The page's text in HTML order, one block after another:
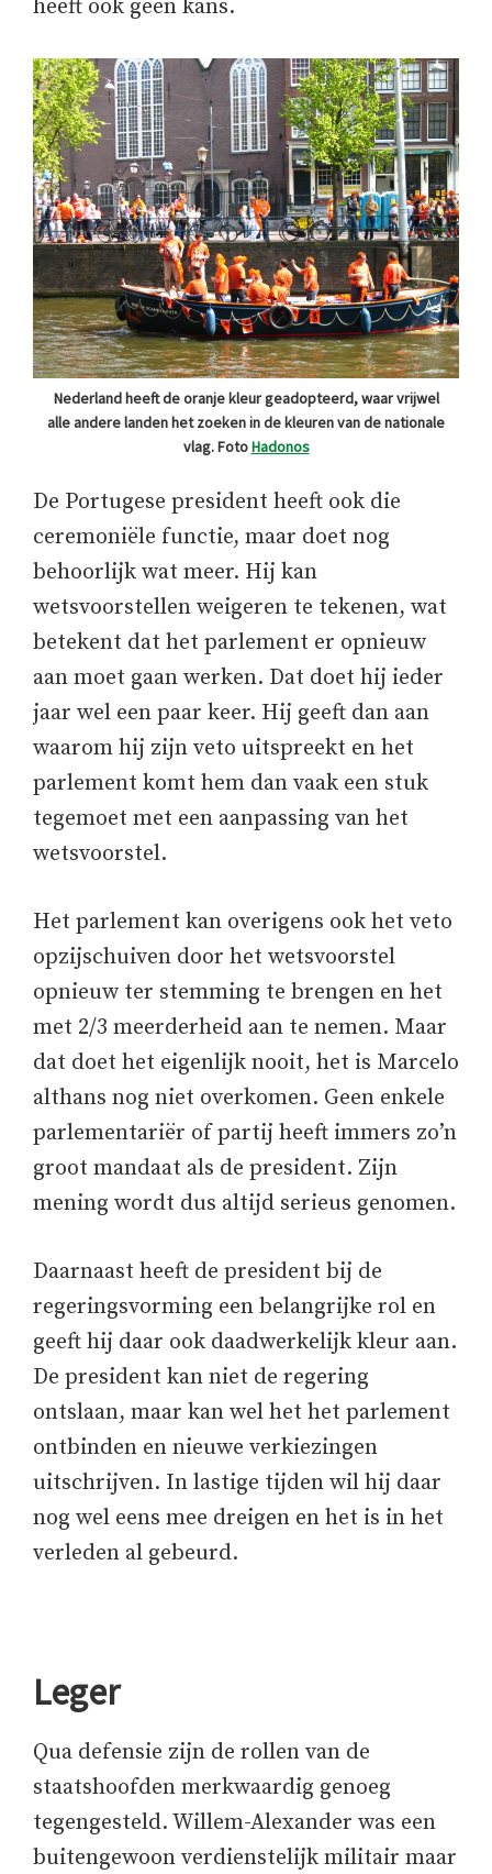
heeft ook geen kans.
Nederland heeft de oranje kleur geadopteerd, waar vrijwel
alle andere landen het zoeken in de kleuren van de nationale
vlag. FotoHadonos
De Portugese president heeft ook die
ceremoniële functie, maar doet nog
behoorlijk wat meer. Hij kan
wetsvoorstellen weigeren te tekenen, wat
betekent dat het parlement er opnieuw
aan moet gaan werken. Dat doet hij ieder
jaar wel een paar keer. Hij geeft dan aan
waarom hij zijn veto uitspreekt en het
parlement komt hem dan vaak een stuk
tegemoet met een aanpassing van het
wetsvoorstel.
Het parlement kan overigens ook het veto
opzijschuiven door het wetsvoorstel
opnieuw ter stemming te brengen en het
met 2/3 meerderheid aan te nemen. Maar
dat doet het eigenlijk nooit, het is Marcelo
althans nog niet overkomen. Geen enkele
parlementariër of partij heeft immers zo’n
groot mandaat als de president. Zijn
mening wordt dus altijd serieus genomen.
Daarnaast heeft de president bij de
regeringsvorming een belangrijke rol en
geeft hij daar ook daadwerkelijk kleur aan.
De president kan niet de regering
ontslaan, maar kan wel het het parlement
ontbinden en nieuwe verkiezingen
uitschrijven. In lastige tijden wil hij daar
nog wel eens mee dreigen en het is in het
verleden al gebeurd.
Leger
Qua defensie zijn de rollen van de
staatshoofden merkwaardig genoeg
tegengesteld. Willem-Alexander was een
buitengewoon verdienstelijk militair maar